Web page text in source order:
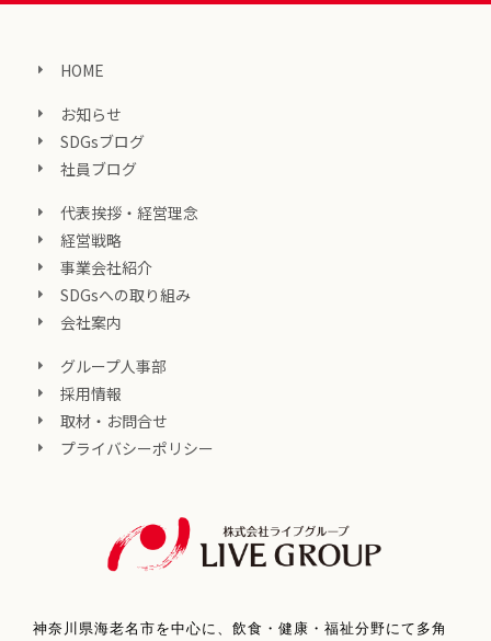
HOME
お知らせ
SDGsブログ
社員ブログ
代表挨拶・経営理念
経営戦略
事業会社紹介
SDGsへの取り組み
会社案内
グループ人事部
採用情報
取材・お問合せ
プライバシーポリシー
神奈川県海老名市を中心に、飲食・健康・福祉分野にて多角